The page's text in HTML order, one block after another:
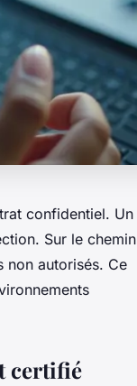
confidentiel. Un
Sur le chemin
non autorisés. Ce
certifié